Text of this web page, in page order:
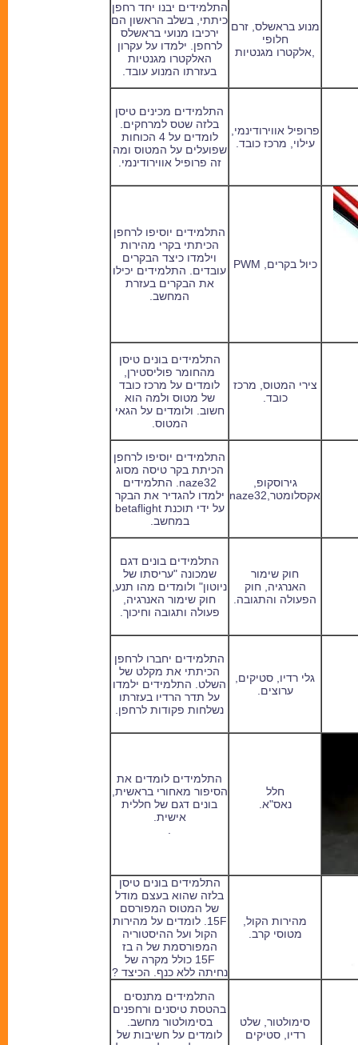
מנוע בראשלס, זרם
חלופי
,אלקטרו מגנטיות
התלמידים יבנו יחד רחפן
כיתתי, בשלב הראשון הם
ירכיבו מנועי בראשלס
לרחפן. ילמדו על עקרון
האלקטרו מגנטיות
בעזרתו המנוע עובד.
פרופיל אווירודינמי,
עילוי, מרכז כובד.
התלמידים מכינים טיסן
בלזה שטס למרחקים.
לומדים על 4 הכוחות
שפועלים על המטוס ומה
זה פרופיל אווירודינמי.
כיול בקרים, PWM
התלמידים יוסיפו לרחפן
הכיתתי בקרי מהירות
וילמדו כיצד הבקרים
עובדים. התלמידים יכילו
את הבקרים בעזרת
המחשב.
צירי המטוס, מרכז
כובד.
התלמידים בונים טיסן
מהחומר פוליסטירן,
לומדים על מרכז כובד
של מטוס ולמה הוא
חשוב. ולומדים על הגאי
המטוס.
גירוסקופ,
אקסלומטר, naze32
התלמידים יוסיפו לרחפן
הכיתת בקר טיסה מסוג
naze32 . התלמידים
ילמדו להגדיר את הבקר
על ידי תוכנתbetaflight
במחשב.
חוק שימור
האנרגיה, חוק
הפעולה והתגובה.
התלמידים בונים דגם
שמכונה "עריסתו של
ניוטון" ולומדים מהו תנע,
חוק שימור האנרגיה,
פעולה ותגובה וחיכוך.
גלי רדיו, סטיקים,
ערוצים.
התלמידים יחברו לרחפן
הכיתתי את מקלט של
השלט. התלמידים ילמדו
על תדר הרדיו בעזרתו
נשלחות פקודות לרחפן.
חלל
נאס"א.
התלמידים לומדים את
הסיפור מאחורי בראשית,
בונים דגם של חללית
אישית.
מהירות הקול,
מטוסי קרב.
התלמידים בונים טיסן
בלזה שהוא בעצם מודל
של המטוס המפורסם
F
15. לומדים על מהירות
הקול ועל ההיסטוריה
המפורסמת של ה בז
F
15 כולל מקרה של
נחיתה ללא כנף. הכיצד ?
סימולטור, שלט
רדיו, סטיקים
התלמידים מתנסים
בהטסת טיסנים ורחפנים
בסימולטור מחשב.
לומדים על חשיבות של